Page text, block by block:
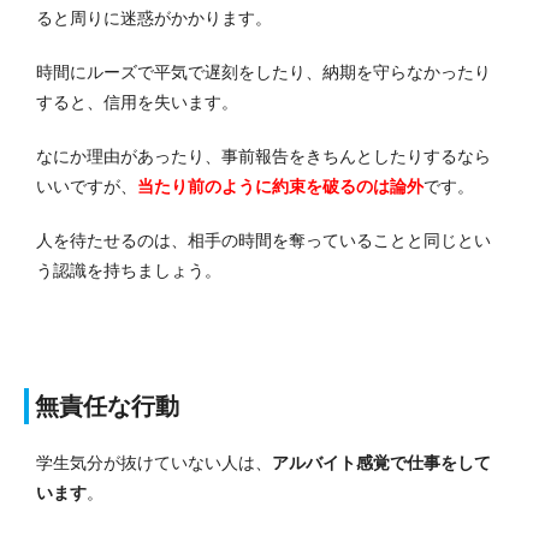
ると周りに迷惑がかかります。
時間にルーズで平気で遅刻をしたり、納期を守らなかったり
すると、信用を失います。
なにか理由があったり、事前報告をきちんとしたりするなら
いいですが、 当たり前のように約束を破るのは論外です。
人を待たせるのは、相手の時間を奪っていることと同じとい
う認識を持ちましょう。
無責任な行動
学生気分が抜けていない人は、 アルバイト感覚で仕事をして
います。